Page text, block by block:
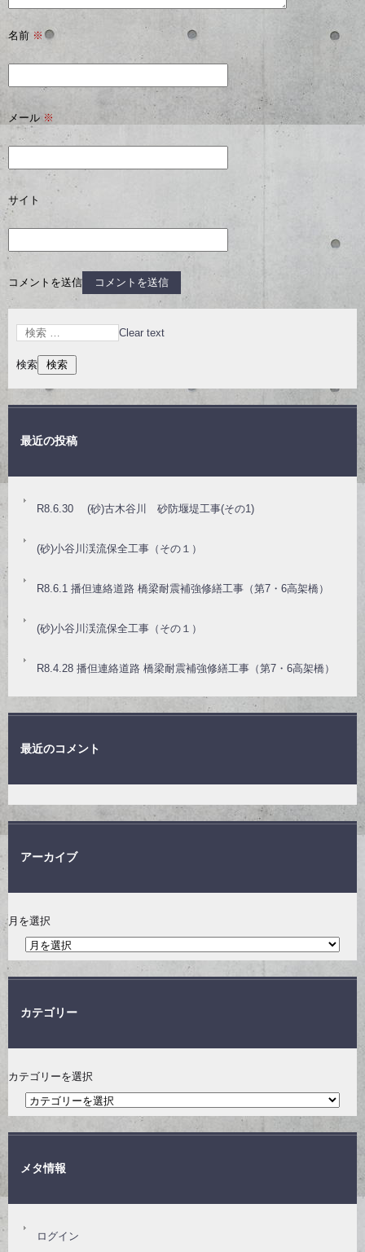
名前 ※
メール ※
サイト
コメントを送信
Clear text
検索
最近の投稿
R8.6.30 (砂)古木谷川 砂防堰堤工事(その1)
(砂)小谷川渓流保全工事（その１）
R8.6.1 播但連絡道路 橋梁耐震補強修繕工事（第7・6高架橋）
(砂)小谷川渓流保全工事（その１）
R8.4.28 播但連絡道路 橋梁耐震補強修繕工事（第7・6高架橋）
最近のコメント
アーカイブ
月を選択
カテゴリー
カテゴリーを選択
メタ情報
ログイン